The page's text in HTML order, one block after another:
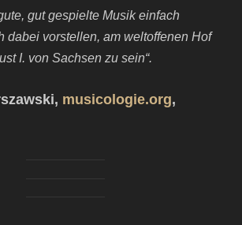
gut gespielte Musik einfach
dabei vorstellen, am weltoffenen Hof
I. von Sachsen zu sein“.
musicologie.org,